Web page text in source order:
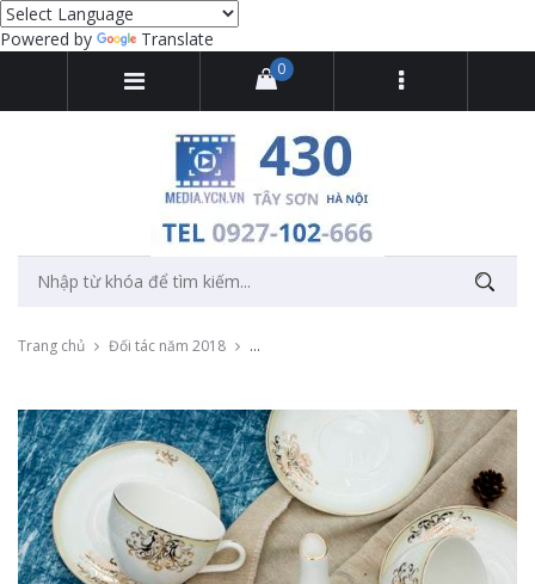
Powered by Translate
0
Trang chủ Đối tác năm 2018 Chụp ảnh sản phẩm đồ sứ Thái Phương